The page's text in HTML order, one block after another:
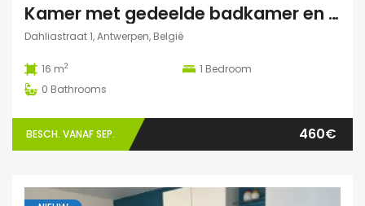
Kamer met gedeelde badkamer en keuken
Dahliastraat 1, Antwerpen, België
16 m2 1 Bedroom
0 Bathrooms
BESCH. VANAF SEP. 460€